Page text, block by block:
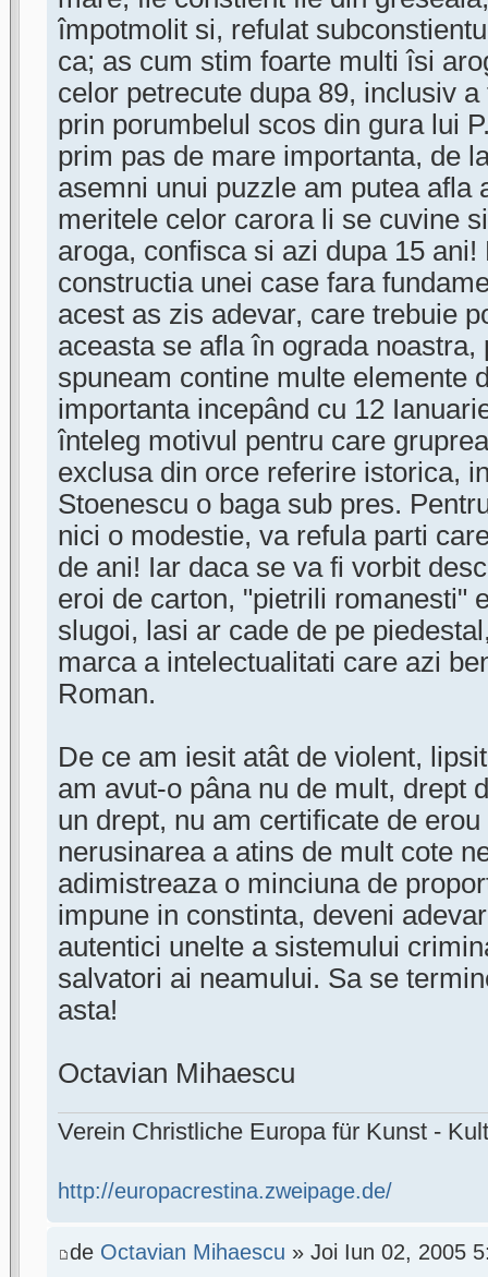
împotmolit si, refulat
ca; as cum stim foarte multi îsi
celor petrecute dupa 89, inclusiv
prin porumbelul scos din gura lui
prim pas de mare importanta, de
asemni unui puzzle am putea afla
meritele celor carora li se cuvine
aroga, confisca si azi dupa 15 ani!
constructia unei case fara
acest as zis adevar, care trebuie
aceasta se afla în ograda noastra,
spuneam contine multe elemente
importanta incepând cu 12
înteleg motivul pentru care
exclusa din orce referire istorica,
Stoenescu o baga sub pres.
nici o modestie, va refula parti
de ani! Iar daca se va fi vorbit
eroi de carton, "pietrili romanesti"
slugoi, lasi ar cade de pe
marca a intelectualitati care azi
Roman.
De ce am iesit atât de violent,
am avut-o pâna nu de mult, drept
un drept, nu am certificate de
nerusinarea a atins de mult cote
adimistreaza o minciuna de
impune in constinta, deveni
autentici unelte a sistemului
salvatori ai neamului. Sa se
asta!
Octavian Mihaescu
Verein Christliche Europa für Kunst -
http://europacrestina.zweipage.de/
de Octavian Mihaescu » Joi Iun 02, 2005